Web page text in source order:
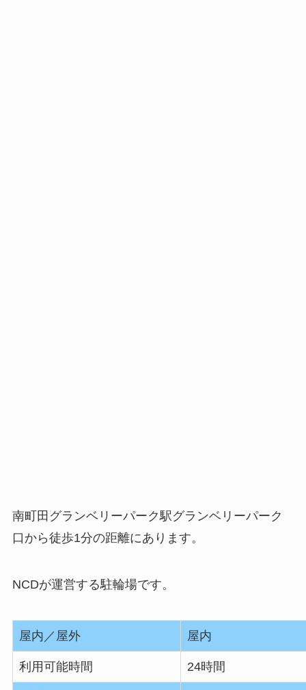
南町田グランベリーパーク駅グランベリーパーク
口から徒歩1分の距離にあります。
NCDが運営する駐輪場です。
屋内／屋外 屋内
利用可能時間 24時間